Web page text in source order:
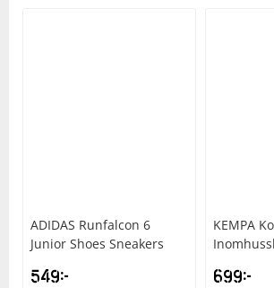
ADIDAS Runfalcon 6
Junior Shoes Sneakers
549kr
KEMPA
699kr